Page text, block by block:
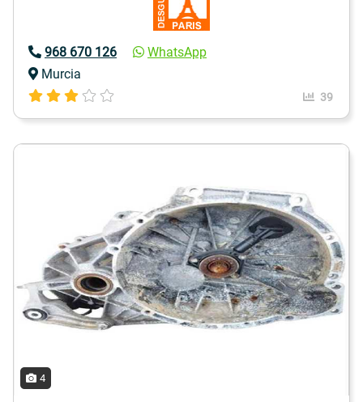
968 670 126
WhatsApp
Murcia
39
4